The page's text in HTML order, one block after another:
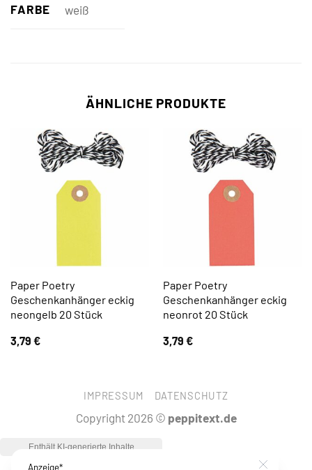
FARBE weiß
ÄHNLICHE PRODUKTE
Paper Poetry
Geschenkanhänger eckig
neongelb 20 Stück
3,79 €
Paper Poetry
Geschenkanhänger eckig
neonrot 20 Stück
3,79 €
IMPRESSUM DATENSCHUTZ
Copyright 2026 © peppitext.de
Anzeige*